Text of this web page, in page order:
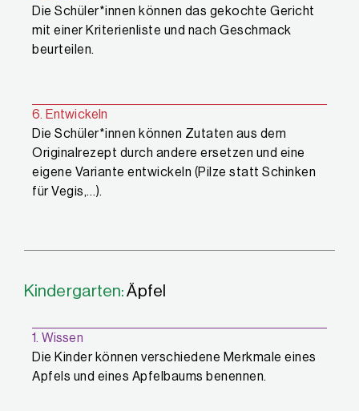
Die Schüler*innen können das gekochte Gericht
mit einer Kriterienliste und nach Geschmack
beurteilen.
6. Entwickeln
Die Schüler*innen können Zutaten aus dem
Originalrezept durch andere ersetzen und eine
eigene Variante entwickeln (Pilze statt Schinken
für Vegis,…).
Kindergarten:Äpfel
1. Wissen
Die Kinder können verschiedene Merkmale eines
Apfels und eines Apfelbaums benennen.